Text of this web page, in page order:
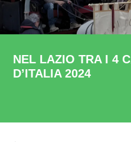
NEL LAZIO TRA I 4
D’ITALIA 2024